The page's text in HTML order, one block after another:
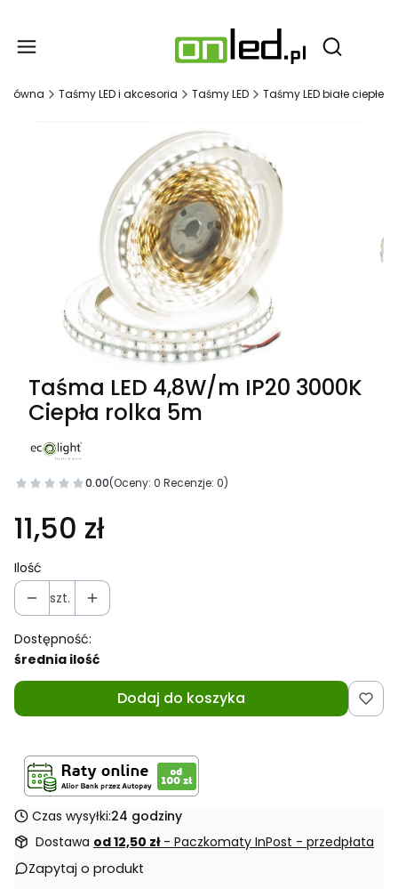
Otwórz
Taśmy LED i akcesoria Taśmy LED Taśmy LED białe ciepłe
Taśma LED 4,8W/m IP20 3000K
Ciepła rolka 5m
0.00(Oceny: 0 Recenzje: 0)
11,50 zł
Ilość
szt.
Dostępność:
średnia ilość
Dodaj do koszyka
Czas wysyłki:24 godziny
Dostawa od 12,50 zł - Paczkomaty InPost - przedpłata
Zapytaj o produkt